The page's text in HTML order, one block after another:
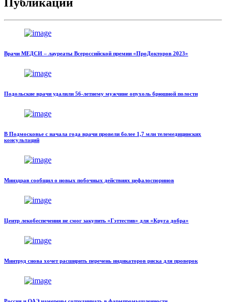
Публикации
Врачи МЕДСИ – лауреаты Всероссийской премии «ПроДокторов 2023»
Подольские врачи удалили 56-летнему мужчине опухоль брюшной полости
В Подмосковье с начала года врачи провели более 1,7 млн телемедицинских
консультаций
Минздрав сообщил о новых побочных действиях цефалоспоринов
Центр лекобеспечения не смог закупить «Гэттестив» для «Круга добра»
Минтруд снова хочет расширить перечень индикаторов риска для проверок